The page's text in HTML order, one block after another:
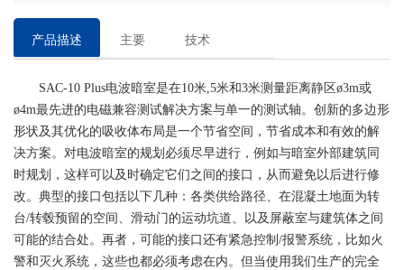
产品描述
主要
技术
SAC-10 Plus电波暗室是在10米,5米和3米测量距离静区ø3m或
ø4m最先进的电磁兼容测试解决方案与单一的测试轴。创新的多边形
形状及其优化的吸收体布局是一个节省空间，节省成本和有效的解
决方案。对电波暗室的规划必须尽早进行，例如与暗室外部建筑同
时规划，这样可以及时确定它们之间的接口，从而避免以后进行修
改。典型的接口包括以下几种：各类供给路径、在混凝土地面为转
台/转毂预留的空间、滑动门的运动坑道、以及屏蔽室与建筑体之间
可能的结合处。再者，可能的接口还有紧急控制/报警系统，比如火
警和灭火系统，这些也都必须考虑在内。但当使用我们生产的完全